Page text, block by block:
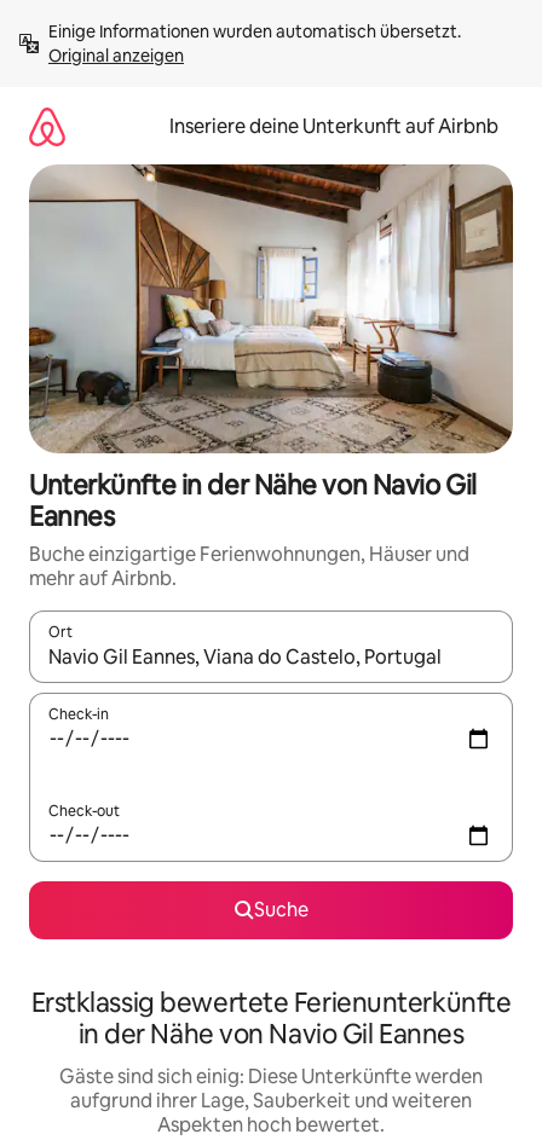
Inhalten
springenOriginal anzeigen
Inseriere deine Unterkunft auf Airbnb
Unterkünfte in der Nähe von Navio Gil
Eannes
Buche einzigartige Ferienwohnungen, Häuser und
mehr auf Airbnb.
Ort
Wenn Ergebnisse verfügbar sind, navigiere mit den
Check-in
Check-out
Suche
Erstklassig bewertete Ferienunterkünfte
in der Nähe von Navio Gil Eannes
Gäste sind sich einig: Diese Unterkünfte werden
aufgrund ihrer Lage, Sauberkeit und weiteren
Aspekten hoch bewertet.